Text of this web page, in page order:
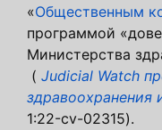
«Общественным
программой
Министерства
( Judicial Watch
1:22-cv-02315).